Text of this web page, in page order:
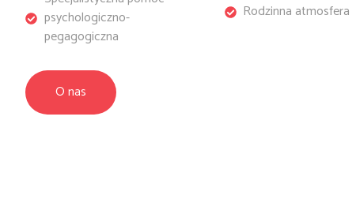
psychologiczno-
pegagogiczna
Rodzinna atmosfera
O nas